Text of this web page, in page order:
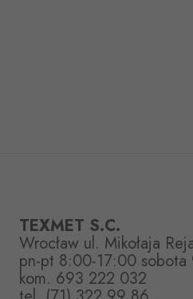
TEXMET S.C.
Wrocław ul. Mikołaja
pn-pt 8:00-17:00
kom. 693 222 032